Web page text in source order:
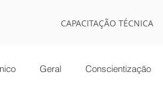
CAPACITAÇÃO TÉCNICA
Geral Conscientização